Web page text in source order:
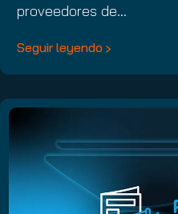
proveedores de…
Seguir leyendo